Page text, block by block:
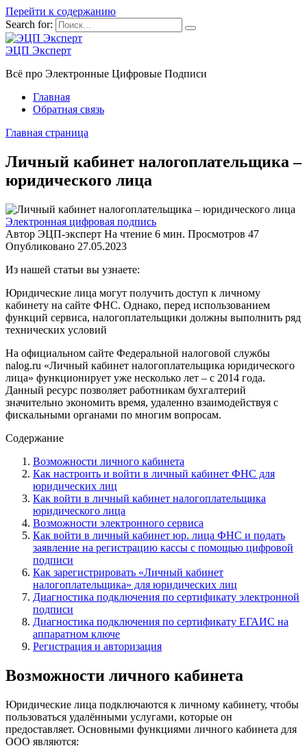
Перейти к содержанию
Search for:
ЭЦП Эксперт
Всё про Электронные Цифровые Подписи
Главная
Обратная связь
Главная страница
Личный кабинет налогоплательщика –
юридического лица
Электронная цифровая подпись
Автор ЭЦП-эксперт На чтение 6 мин. Просмотров 47
Опубликовано 27.05.2023
Из нашей статьи вы узнаете:
Юридические лица могут получить доступ к личному
кабинету на сайте ФНС. Однако, перед использованием
функций сервиса, налогоплательщики должны выполнить ряд
технических условий
На официальном сайте Федеральной налоговой службы
nalog.ru «Личный кабинет налогоплательщика юридического
лица» функционирует уже несколько лет – с 2014 года.
Данный ресурс позволяет работникам бухгалтерий
значительно экономить время, удаленно взаимодействуя с
фискальными органами по многим вопросам.
Содержание
Возможности личного кабинета
Как настроить и войти в личный кабинет ФНС для
юридических лиц
Как войти в личный кабинет налогоплательщика
юридического лица
Возможности электронного сервиса
Как войти в личный кабинет юр. лица ФНС и подать
заявление на регистрацию кассы с помощью цифровой
подписи
Как зарегистрировать «Личный кабинет
налогоплательщика» для юридических лиц
Диагностика подключения по сертификату электронной
подписи
Диагностика подключения по сертификату ЕГАИС на
аппаратном ключе
Регистрация и авторизация
Возможности личного кабинета
Юридические лица подключаются к личному кабинету, чтобы
пользоваться удалёнными услугами, которые он
предоставляет. Основными функциями личного кабинета для
ООО являются: